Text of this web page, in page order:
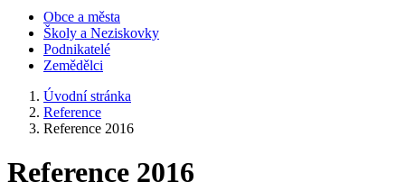
Obce a města
Školy a Neziskovky
Podnikatelé
Zemědělci
Úvodní stránka
Reference
Reference 2016
Reference 2016